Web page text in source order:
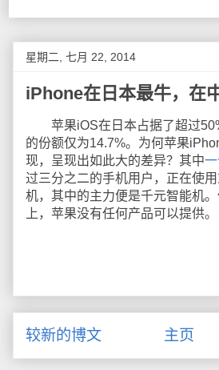
星期二, 七月 22, 2014
iPhone在日本最牛，在
苹果iOS在日本占据了超过
的份额仅为14.7%。为何苹果
现，呈现出如此大的差异？其中
过三分之二的手机用户，正在使
机，其中的主力便是千元智能机
上，苹果没有任何产品可以提供。
较新的博文 主页